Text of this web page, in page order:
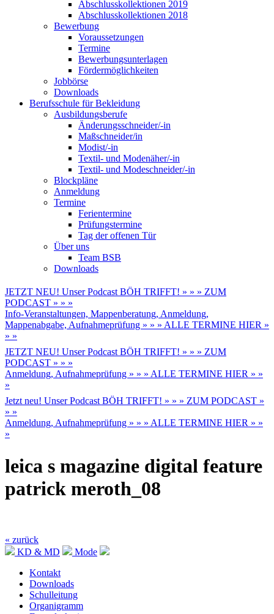
Abschlusskollektionen 2019
Abschlusskollektionen 2018
Bewerbung
Voraussetzungen
Termine
Bewerbungsunterlagen
Fördermöglichkeiten
Jobbörse
Downloads
Berufsschule für Bekleidung
Ausbildungsberufe
Änderungsschneider/-in
Maßschneider/in
Modist/-in
Textil- und Modenäher/-in
Textil- und Modeschneider/-in
Blockpläne
Anmeldung
Termine
Ferientermine
Prüfungstermine
Tag der offenen Tür
Über uns
Team BSB
Downloads
JETZT NEU! Unser Podcast BÖH TRIFFT! » » » ZUM
PODCAST » » »
Info-Veranstaltungen, Mappenberatung, Anmeldung,
Mappenabgabe, Aufnahmeprüfung » » » ALLE TERMINE HIER »
» »
JETZT NEU! Unser Podcast BÖH TRIFFT! » » » ZUM
PODCAST » » »
Anmeldung, Aufnahmeprüfung » » » ALLE TERMINE HIER » »
»
Jetzt neu! Unser Podcast BÖH TRIFFT! » » » ZUM PODCAST »
» »
Anmeldung, Aufnahmeprüfung » » » ALLE TERMINE HIER » »
»
leica s magazine digital feature
patrick meroth_08
« zurück
KD & MD
Mode
Kontakt
Downloads
Schulleitung
Organigramm